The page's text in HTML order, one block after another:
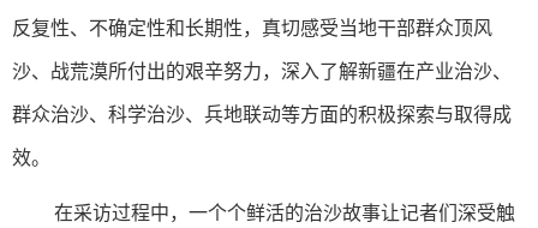
反复性、不确定性和长期性，真切感受当地干部群众顶风
沙、战荒漠所付出的艰辛努力，深入了解新疆在产业治沙、
群众治沙、科学治沙、兵地联动等方面的积极探索与取得成
效。
在采访过程中，一个个鲜活的治沙故事让记者们深受触